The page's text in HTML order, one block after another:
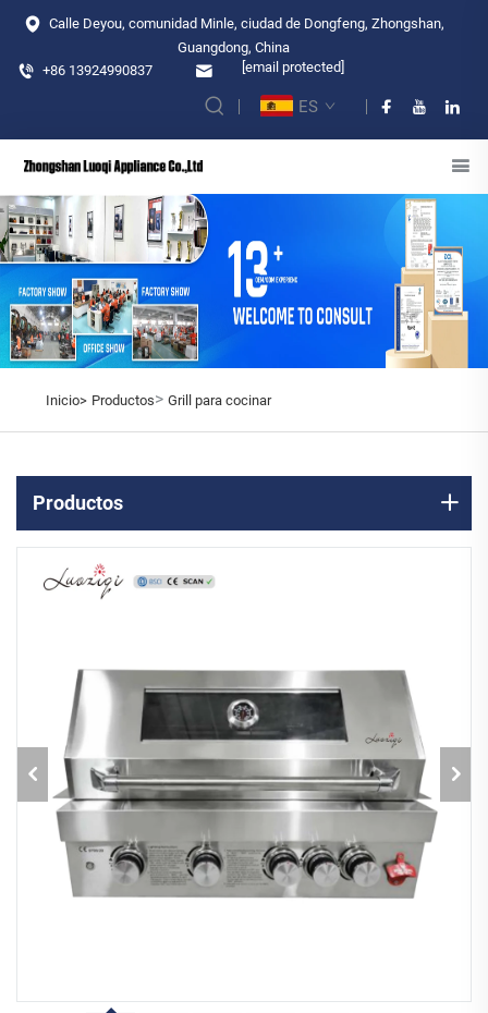
Calle Deyou, comunidad Minle, ciudad de Dongfeng, Zhongshan,
Guangdong, China
+86 13924990837
[email protected]
ES
Inicio> Productos> Grill para cocinar
Productos